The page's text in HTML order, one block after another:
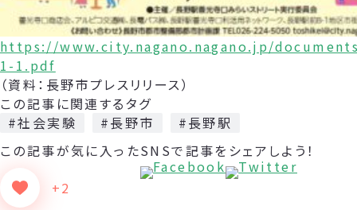
https://www.city.nagano.nagano.jp/
1-1.pdf
（資料：長野市プレスリリース）
この記事に関連するタグ
#社会実験
#長野市
#長野駅
この記事が気に入った
+2
SNSで記事をシェアしよう！